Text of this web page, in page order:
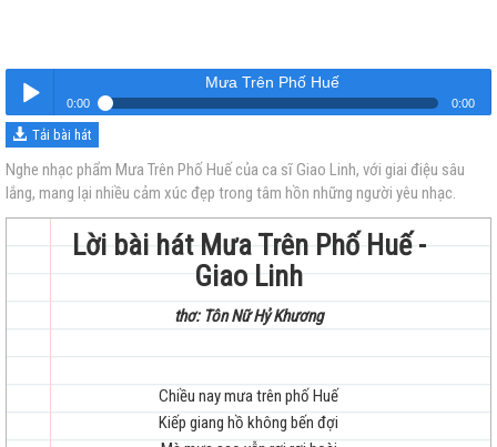
Nghe
Mưa Trên Phố Huế
0:00 0:00
Mưa Trên Phố Huế
Tải bài hát
Nghe nhạc phẩm Mưa Trên Phố Huế của ca sĩ Giao Linh, với giai điệu sâu
lắng, mang lại nhiều cảm xúc đẹp trong tâm hồn những người yêu nhạc.
Lời bài hát Mưa Trên Phố Huế -
Giao Linh
thơ: Tôn Nữ Hỷ Khương
Chiều nay mưa trên phố Huế
Kiếp giang hồ không bến đợi